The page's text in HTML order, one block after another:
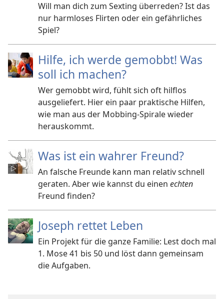
Will man dich zum Sexting überreden? Ist das
nur harmloses Flirten oder ein gefährliches
Spiel?
Hilfe, ich werde gemobbt! Was
soll ich machen?
Wer gemobbt wird, fühlt sich oft hilflos
ausgeliefert. Hier ein paar praktische Hilfen,
wie man aus der Mobbing-Spirale wieder
herauskommt.
Was ist ein wahrer Freund?
An falsche Freunde kann man relativ schnell
geraten. Aber wie kannst du einen echten
Freund finden?
Joseph rettet Leben
Ein Projekt für die ganze Familie: Lest doch mal
1. Mose 41 bis 50 und löst dann gemeinsam
die Aufgaben.